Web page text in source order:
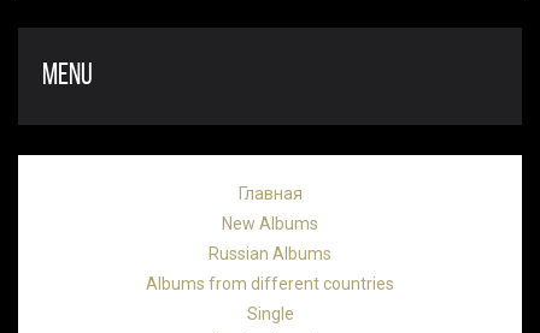
MENU
Главная
New Albums
Russian Albums
Albums from different countries
Single